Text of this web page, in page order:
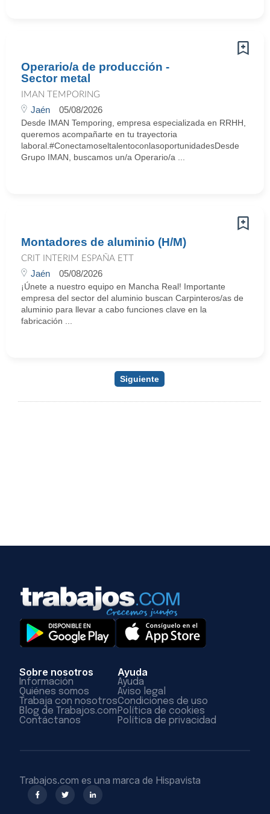
Operario/a de producción -
Sector metal
IMAN TEMPORING
Jaén 05/08/2026
Desde IMAN Temporing, empresa especializada en RRHH,
queremos acompañarte en tu trayectoria
laboral.#ConectamoseltalentoconlasoportunidadesDesde
Grupo IMAN, buscamos un/a Operario/a ...
Montadores de aluminio (H/M)
CRIT INTERIM ESPAÑA ETT
Jaén 05/08/2026
¡Únete a nuestro equipo en Mancha Real! Importante
empresa del sector del aluminio buscan Carpinteros/as de
aluminio para llevar a cabo funciones clave en la
fabricación ...
Siguiente
Sobre nosotros
Información
Quiénes somos
Trabaja con nosotros
Blog de Trabajos.com
Contáctanos
Ayuda
Ayuda
Aviso legal
Condiciones de uso
Política de cookies
Política de privacidad
Trabajos.com es una marca de Hispavista